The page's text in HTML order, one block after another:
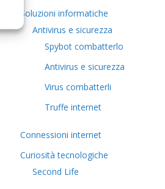
Soluzioni informatiche
Antivirus e sicurezza
Spybot combatterlo
Antivirus e sicurezza
Virus combatterli
Truffe internet
Connessioni internet
Curiosità tecnologiche
​Second Life